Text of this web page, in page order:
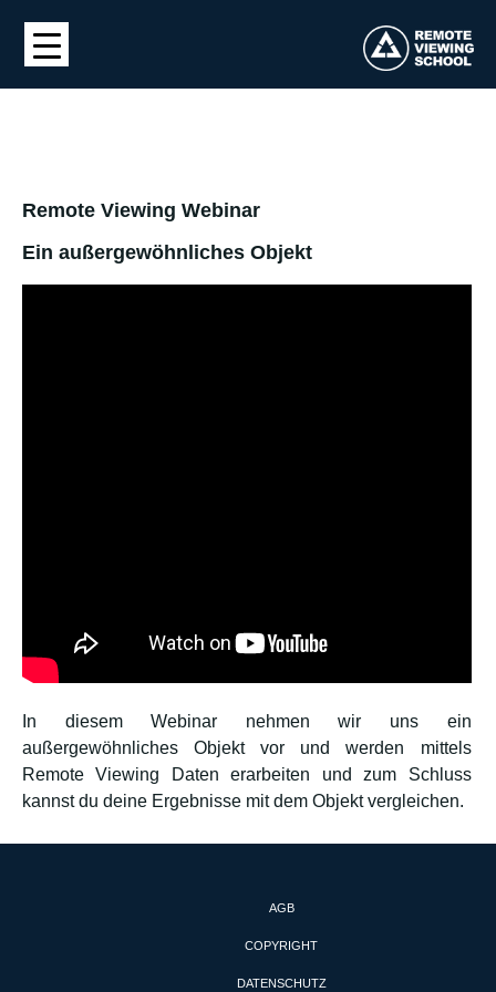
Remote Viewing Webinar
Ein außergewöhnliches Objekt
In diesem Webinar nehmen wir uns ein
außergewöhnliches Objekt vor und werden mittels
Remote Viewing Daten erarbeiten und zum Schluss
kannst du deine Ergebnisse mit dem Objekt vergleichen.
AGB
COPYRIGHT
DATENSCHUTZ